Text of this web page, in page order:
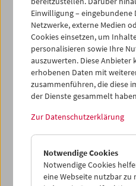
Kassavor Ort erhältlich.
Ticketkorb Kauf
Ticketkorb Reservierung
Einwilligung – eingebundene
Netzwerke, externe Medien
Cookies einsetzen, um
personalisieren sowie Ihre
auszuwerten. Diese Anbieter
erhobenen Daten mit
zusammenführen, die diese
der Dienste gesammelt
Zur Datenschutzerklärung
Notwendige Cookies
Notwendige Cookies
eine Webseite nutzbar zu